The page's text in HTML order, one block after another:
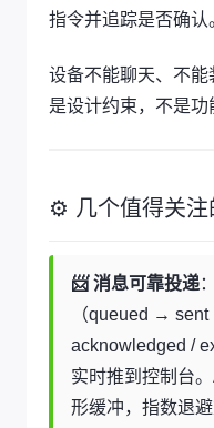
指令并追踪是否确认
设备不能聊天、不
是设计约束，不是功
⚙️ 几个值得关注
📨 消息可靠投递
（queued →
acknowledged /
实时推到控制台
形缓冲，指数退